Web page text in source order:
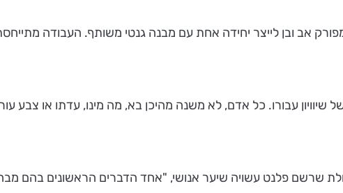
2018. של רועי פלנט - הגולגולת שרשם פלנט עשויה שיער אנושי, "אחד הדברים